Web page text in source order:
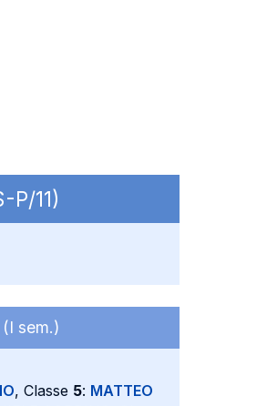
P/11)
(I sem.)
, Classe 5: MATTEO